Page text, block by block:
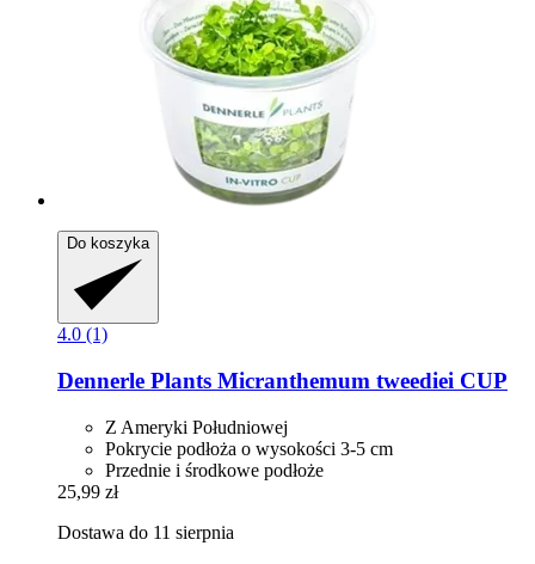
Do koszyka
4.0 (1)
Dennerle Plants Micranthemum tweediei CUP
Z Ameryki Południowej
Pokrycie podłoża o wysokości 3-5 cm
Przednie i środkowe podłoże
25,99 zł
Dostawa do 11 sierpnia